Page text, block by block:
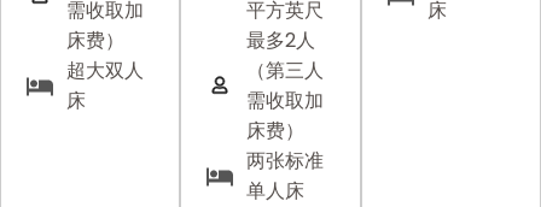
需收取加
床费）
超大双人
床
平方英尺
最多2人
（第三人
需收取加
床费）
两张标准
单人床
床